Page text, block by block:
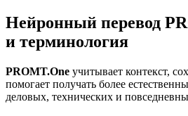
Нейронный перевод
и терминология
PROMT.One учитывает контекст,
помогает получать более
деловых, технических и